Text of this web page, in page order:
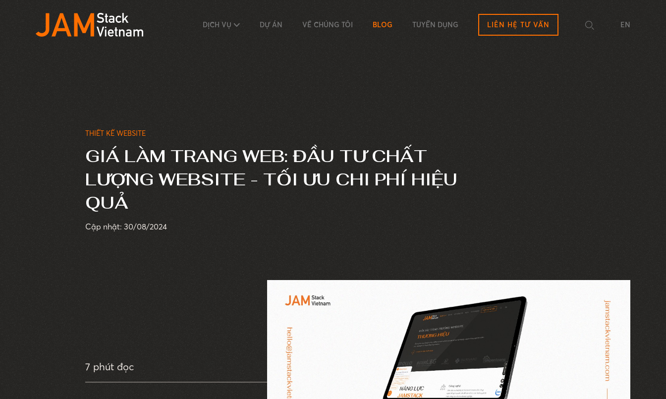
DỊCH VỤ DỰ ÁN VỀ CHÚNG TÔI BLOG TUYỂN DỤNG LIÊN HỆ TƯ VẤN EN
THIẾT KẾ WEBSITE
GIÁ LÀM TRANG WEB: ĐẦU TƯ CHẤT
LƯỢNG WEBSITE - TỐI ƯU CHI PHÍ HIỆU
QUẢ
Cập nhật: 30/08/2024
7 phút đọc